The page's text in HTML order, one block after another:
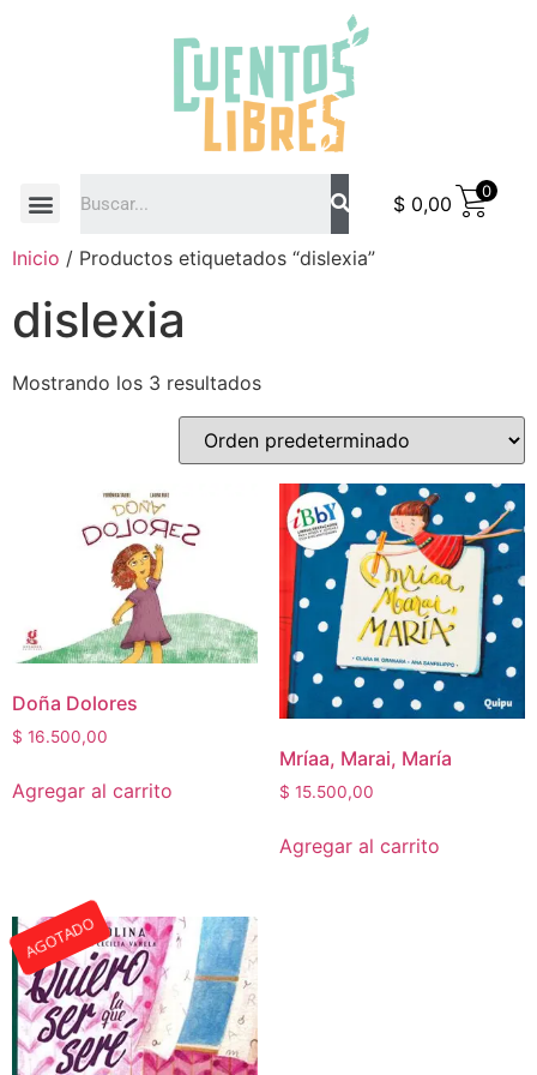
$ 0,00
0
Inicio / Productos etiquetados “dislexia”
dislexia
Mostrando los 3 resultados
Doña Dolores
$ 16.500,00
Agregar al carrito
Mríaa, Marai, María
$ 15.500,00
Agregar al carrito
AGOTADO